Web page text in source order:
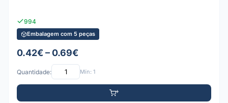
994
Embalagem com 5 peças
0.42€ – 0.69€
Quantidade: Mín: 1